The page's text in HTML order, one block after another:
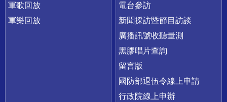
軍歌回放
軍樂回放
電台參訪
新聞採訪暨節目訪談
廣播訊號收聽量測
黑膠唱片查詢
留言版
國防部退伍令線上申請
行政院線上申辦